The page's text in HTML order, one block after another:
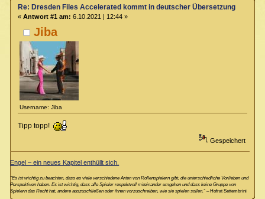
Jiba
Username: Jiba
Re: Dresden Files Accelerated kommt in deutscher Übersetzung
« Antwort #1 am: 6.10.2021 | 12:44 »
Tipp topp!
Gespeichert
Engel – ein neues Kapitel enthüllt sich.
“Es ist wichtig zu beachten, dass es viele verschiedene Arten von Rollenspielern gibt, die unterschiedliche Vorlieben und
Perspektiven haben. Es ist wichtig, dass alle Spieler respektvoll miteinander umgehen und dass keine Gruppe von
Spielern das Recht hat, andere auszuschließen oder ihnen vorzuschreiben, wie sie spielen sollen.“ – Hofrat Settembrini